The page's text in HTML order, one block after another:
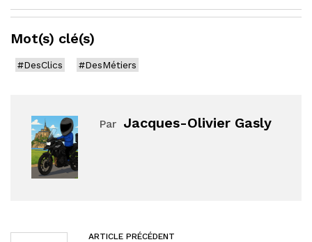
Mot(s) clé(s)
#DesClics #DesMétiers
Par Jacques-Olivier Gasly
ARTICLE PRÉCÉDENT